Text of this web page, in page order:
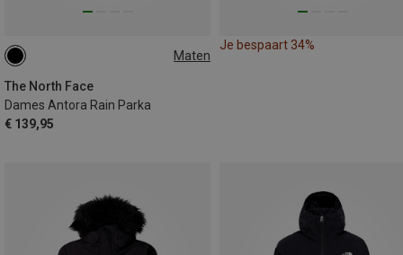
Maten
The North Face
Dames Antora Rain Parka
€ 139,95
XS
Je bespaart 34%